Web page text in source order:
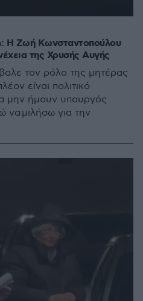
Η Ζωή Κωνσταντοπούλου
της Χρυσής Αυγής
τον ρόλο της μητέρας
είναι πολιτικό
μην ήμουν υπουργός
να μιλήσω για την